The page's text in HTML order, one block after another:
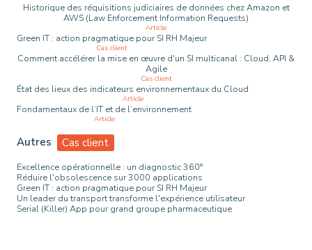
Historique des réquisitions judiciaires de données chez Amazon et
AWS (Law Enforcement Information Requests)
Article
Green IT : action pragmatique pour SI RH Majeur
Cas client
Comment accélérer la mise en œuvre d'un SI multicanal : Cloud, API &
Agile
Cas client
État des lieux des indicateurs environnementaux du Cloud
Article
Fondamentaux de l’IT et de l’environnement
Article
Autres Cas client
Excellence opérationnelle : un diagnostic 360°
Réduire l'obsolescence sur 3000 applications
Green IT : action pragmatique pour SI RH Majeur
Un leader du transport transforme l'expérience utilisateur
Serial (Killer) App pour grand groupe pharmaceutique